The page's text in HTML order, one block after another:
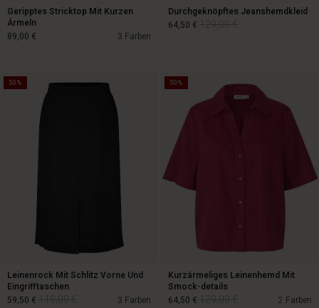
Geripptes Stricktop Mit Kurzen
Ärmeln
3 Farben
89,00 €
89,00 €
Durchgeknöpftes Jeanshemdkleid
64,50 €
64,50 €129,00 €
50%
Leinenrock Mit Schlitz Vorne Und
Eingrifftaschen
3 Farben
59,50 €
50%
Kurzärmeliges Leinenhemd Mit
Smock-details
2 Farben
64,50 €